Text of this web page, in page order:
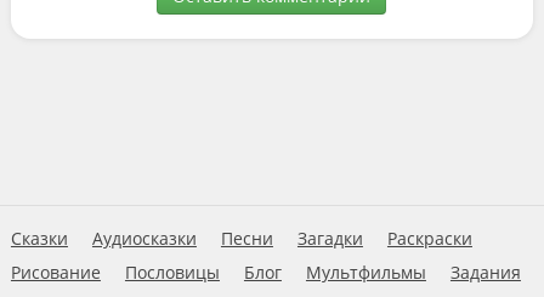
Сказки Аудиосказки Песни Загадки
Раскраски
Рисование
Пословицы Блог Мультфильмы
Задания